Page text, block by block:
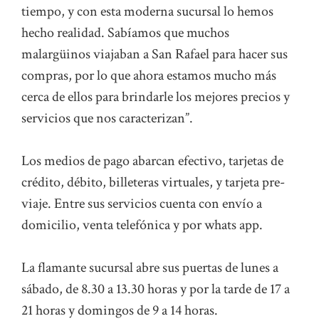
tiempo, y con esta moderna sucursal lo hemos
hecho realidad. Sabíamos que muchos
malargüinos viajaban a San Rafael para hacer sus
compras, por lo que ahora estamos mucho más
cerca de ellos para brindarle los mejores precios y
servicios que nos caracterizan”.
Los medios de pago abarcan efectivo, tarjetas de
crédito, débito, billeteras virtuales, y tarjeta pre-
viaje. Entre sus servicios cuenta con envío a
domicilio, venta telefónica y por whats app.
La flamante sucursal abre sus puertas de lunes a
sábado, de 8.30 a 13.30 horas y por la tarde de 17 a
21 horas y domingos de 9 a 14 horas.